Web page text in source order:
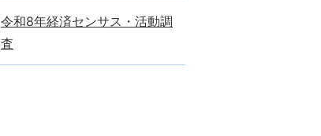
令和8年経済センサス・活動調
査